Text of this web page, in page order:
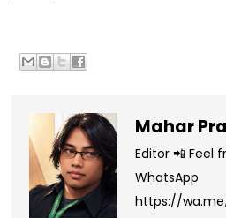
Mahar
Editor 📲 Feel
WhatsApp
https://